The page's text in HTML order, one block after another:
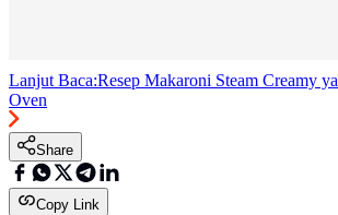
Lanjut Baca:Resep Makaroni Steam Creamy
Oven
Share
Copy Link